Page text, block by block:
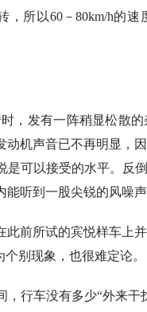
，所以60－80km/h的
，发有一阵稍显松散
动机声音已不再明显，
可以接受的水平。反
听到一股尖锐的风噪
前所试的宾悦样车上
别现象，也很难定论。
，行车没有多少“外来